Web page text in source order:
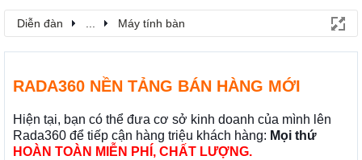
Diễn đàn Máy tính bàn
RADA360 NỀN TẢNG BÁN HÀNG MỚI
Hiện tại, bạn có thể đưa cơ sở kinh doanh của mình lên
Rada360 để tiếp cận hàng triệu khách hàng: Mọi thứ
HOÀN TOÀN MIỄN PHÍ, CHẤT LƯỢNG.